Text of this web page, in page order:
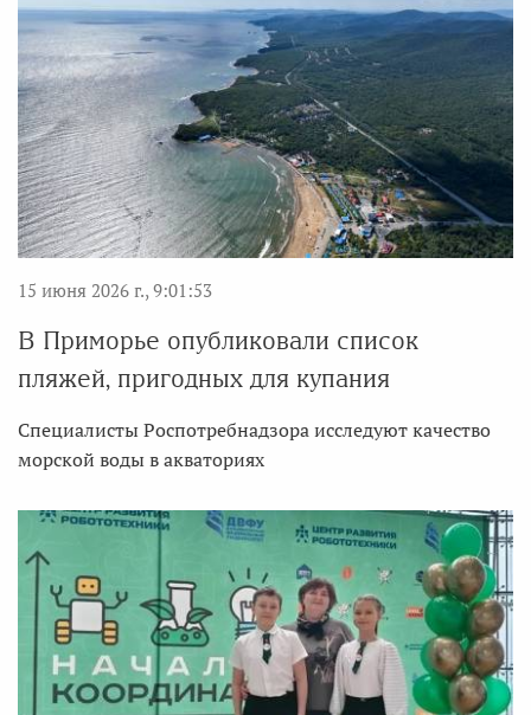
15 июня 2026 г., 9:01:53
В Приморье опубликовали список
пляжей, пригодных для купания
Специалисты Роспотребнадзора исследуют качество
морской воды в акваториях